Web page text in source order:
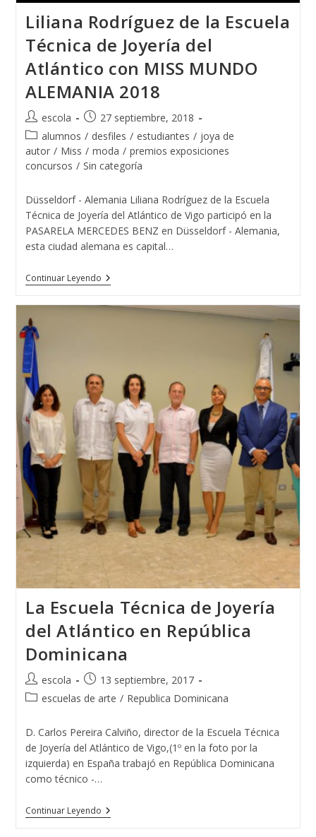
Liliana Rodríguez de la Escuela
Técnica de Joyería del
Atlántico con MISS MUNDO
ALEMANIA 2018
Autor
de
la
entrada:
escola
Publicación
de
la
entrada:
27 septiembre, 2018
Categoría
de
la
alumnos / desfiles / estudiantes / joya de
autor / Miss / moda / premios exposiciones
concursos / Sin categoría
Düsseldorf - Alemania Liliana Rodríguez de la Escuela
Técnica de Joyería del Atlántico de Vigo participó en la
PASARELA MERCEDES BENZ en Düsseldorf - Alemania,
esta ciudad alemana es capital…
Continuar LeyendoLiliana
Rodríguez
La
Atlántico
Con
MISS
MUNDO
ALEMANIA
2018
La Escuela Técnica de Joyería
del Atlántico en República
Dominicana
Autor
de
escola
Publicación
de
13 septiembre, 2017
Categoría
la
entrada:
escuelas de arte / Republica Dominicana
D. Carlos Pereira Calviño, director de la Escuela Técnica
de Joyería del Atlántico de Vigo,(1º en la foto por la
izquierda) en España trabajó en República Dominicana
como técnico -…
Continuar LeyendoLa
Escuela